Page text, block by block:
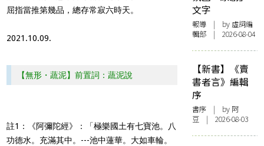
屈指當推第幾品，總存常寂六時天。
2021.10.09.
【無形・蔬泥】前置詞：蔬泥說
註1：《阿彌陀經》：「極樂國土有七寶池。八
功德水。充滿其中。---池中蓮華。大如車輪。
文字
報導 | by 虛詞編
輯部 | 2026-08-04
【新書】《賣
書者言》編輯
序
書序 | by 阿
豆 | 2026-08-03